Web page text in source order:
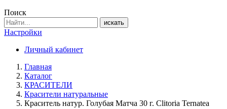
Поиск
искать
Настройки
Личный кабинет
Главная
Каталог
КРАСИТЕЛИ
Красители натуральные
Краситель натур. Голубая Матча 30 г. Clitoria Ternatea